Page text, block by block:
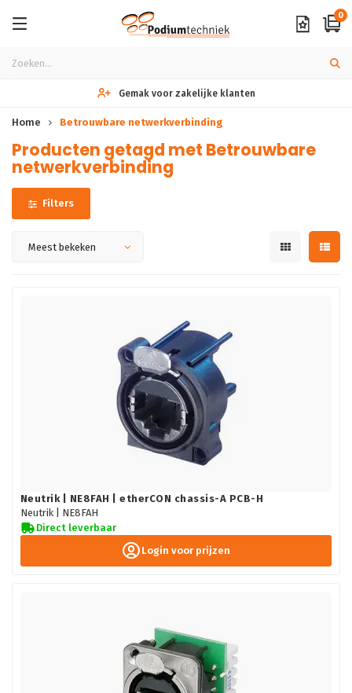
0
Gemak voor zakelijke klanten
Home Betrouwbare netwerkverbinding
Producten getagd met Betrouwbare
netwerkverbinding
Filters
Meest bekeken
Neutrik | NE8FAH | etherCON chassis-A PCB-H
Neutrik | NE8FAH
Direct leverbaar
Login voor prijzen